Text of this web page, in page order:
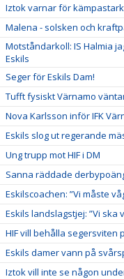
Iztok varnar för
Malena - solsken och
Motståndarkoll: IS Halmia
Eskils
Seger för Eskils Dam!
Tufft fysiskt Värnamo
Nova Karlsson inför IFK
Eskils slog ut regerande
Ung trupp mot HIF i DM
Sanna räddade
Eskilscoachen: ”Vi måste
Eskils landslagstjej: ”Vi ska
HIF vill behålla segersviten
Eskils damer vann på
Iztok vill inte se någon